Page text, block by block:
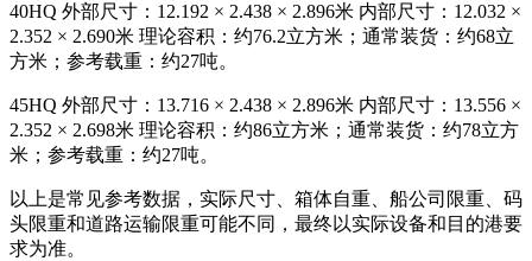
40HQ 外部尺寸：12.192 × 2.438 × 2.896米 内部尺寸：12.032 ×
2.352 × 2.690米 理论容积：约76.2立方米；通常装货：约68立
方米；参考载重：约27吨。
45HQ 外部尺寸：13.716 × 2.438 × 2.896米 内部尺寸：13.556 ×
2.352 × 2.698米 理论容积：约86立方米；通常装货：约78立方
米；参考载重：约27吨。
以上是常见参考数据，实际尺寸、箱体自重、船公司限重、码
头限重和道路运输限重可能不同，最终以实际设备和目的港要
求为准。